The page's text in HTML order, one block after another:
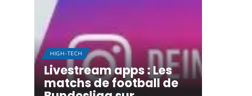
HIGH-TECH
Livestream apps : Les
matchs de football de